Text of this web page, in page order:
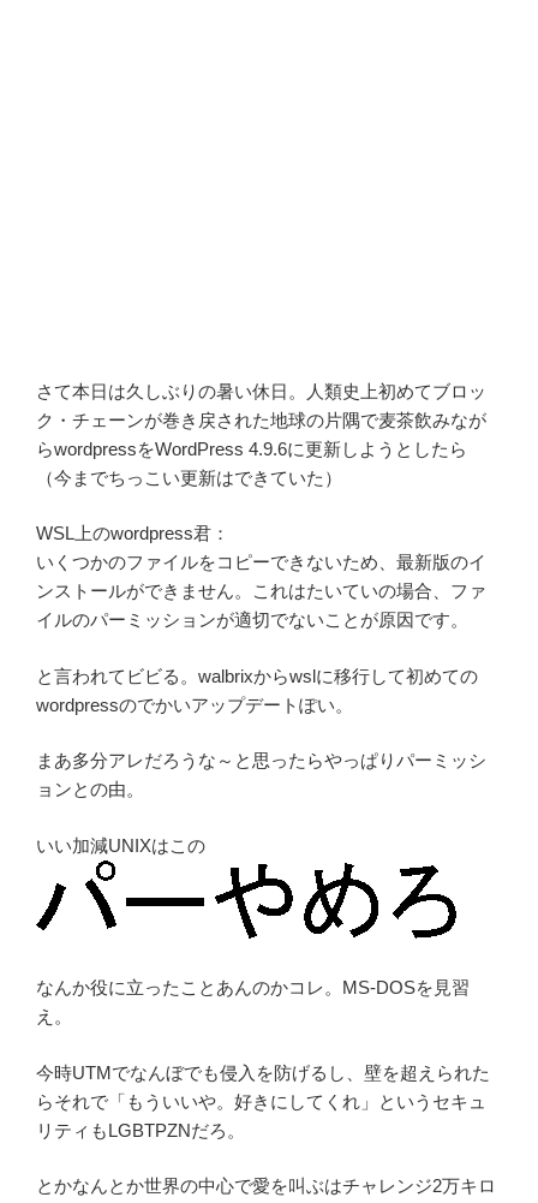
さて本日は久しぶりの暑い休日。人類史上初めてブロッ
ク・チェーンが巻き戻された地球の片隅で麦茶飲みなが
らwordpressをWordPress 4.9.6に更新しようとしたら
（今までちっこい更新はできていた）
WSL上のwordpress君：
いくつかのファイルをコピーできないため、最新版のイ
ンストールができません。これはたいていの場合、ファ
イルのパーミッションが適切でないことが原因です。
と言われてビビる。walbrixからwslに移行して初めての
wordpressのでかいアップデートぽい。
まあ多分アレだろうな～と思ったらやっぱりパーミッシ
ョンとの由。
いい加減UNIXはこの
なんか役に立ったことあんのかコレ。MS-DOSを見習
え。
今時UTMでなんぼでも侵入を防げるし、壁を超えられた
らそれで「もういいや。好きにしてくれ」というセキュ
リティもLGBTPZNだろ。
とかなんとか世界の中心で愛を叫ぶはチャレンジ2万キロ